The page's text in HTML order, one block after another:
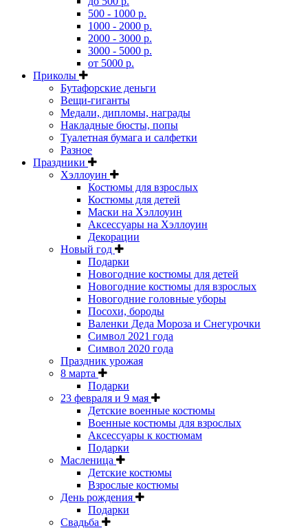
500 - 1000 р.
1000 - 2000 р.
2000 - 3000 р.
3000 - 5000 р.
от 5000 р.
Приколы
Бутафорские деньги
Вещи-гиганты
Медали, дипломы, награды
Накладные бюсты, попы
Туалетная бумага и салфетки
Разное
Праздники
Хэллоуин
Костюмы для взрослых
Костюмы для детей
Маски на Хэллоуин
Аксессуары на Хэллоуин
Декорации
Новый год
Подарки
Новогодние костюмы для детей
Новогодние костюмы для взрослых
Новогодние головные уборы
Посохи, бороды
Валенки Деда Мороза и Снегурочки
Символ 2021 года
Символ 2020 года
Праздник урожая
8 марта
Подарки
23 февраля и 9 мая
Детские военные костюмы
Военные костюмы для взрослых
Аксессуары к костюмам
Подарки
Масленица
Детские костюмы
Взрослые костюмы
День рождения
Подарки
Свадьба